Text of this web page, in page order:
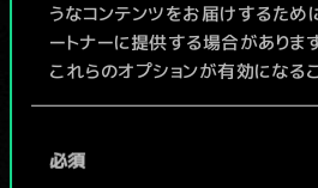
うなコンテンツをお届けするた
ートナーに提供する場合がありま
これらのオプションが有効になる
詳細は、下記の「設定」メニューで
必須
デッキ名入力＆ガ